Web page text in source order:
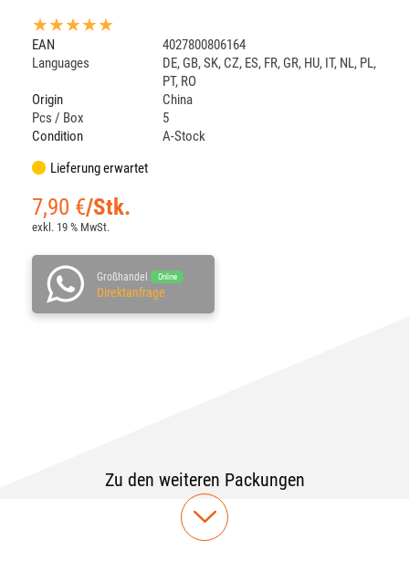
★★★★★
EAN
4027800806164
Languages
DE, GB,SK, CZ, ES, FR, GR, HU, IT, NL, PL,
PT, RO
Origin
China
Pcs / Box
5
Condition
A-Stock
Lieferung erwartet
7,90 €/Stk.
exkl. 19 % MwSt.
Großhandel Online
Direktanfrage
Zu den weiteren Packungen